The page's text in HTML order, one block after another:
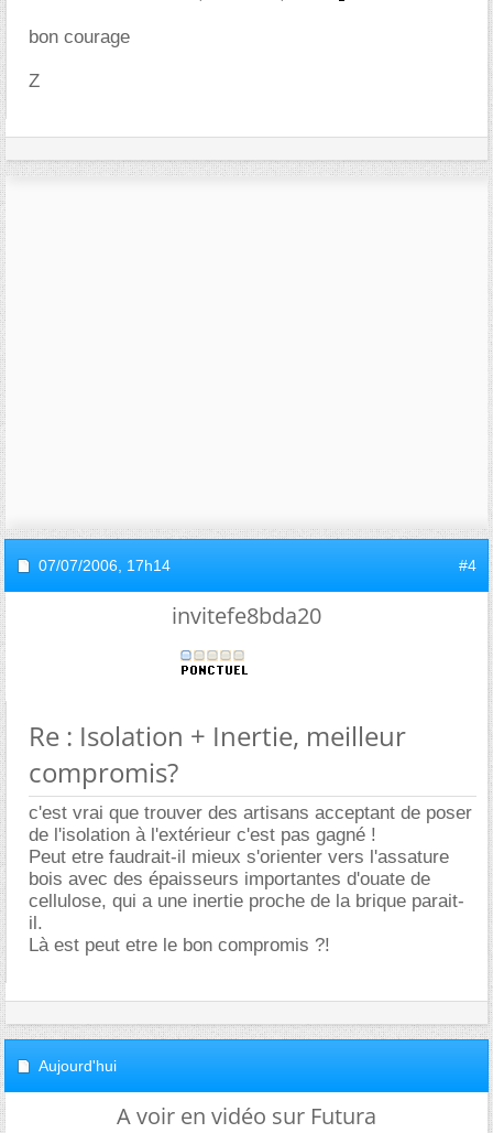
bon courage
Z
07/07/2006, 17h14 #4
invitefe8bda20
Re : Isolation + Inertie, meilleur
compromis?
c'est vrai que trouver des artisans acceptant de poser
de l'isolation à l'extérieur c'est pas gagné !
Peut etre faudrait-il mieux s'orienter vers l'assature
bois avec des épaisseurs importantes d'ouate de
cellulose, qui a une inertie proche de la brique parait-
il.
Là est peut etre le bon compromis ?!
Aujourd'hui
A voir en vidéo sur Futura